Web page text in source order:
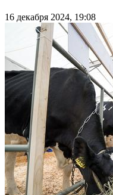
16 декабря 2024, 19:08